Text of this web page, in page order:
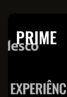
PRIME